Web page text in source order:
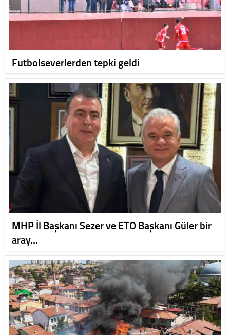
Futbolseverlerden tepki geldi
MHP İl Başkanı Sezer ve ETO Başkanı Güler bir
aray…